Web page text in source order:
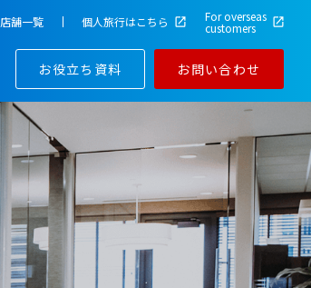
店舗一覧 個人旅行はこちら For overseas
customers
お役立ち資料 お問い合わせ